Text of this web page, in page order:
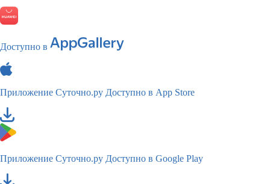
Доступно в
Приложение Суточно.ру Доступно в App Store
Приложение Суточно.ру Доступно в Google Play